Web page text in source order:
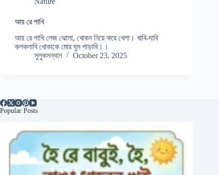
আয় রে পাখি
আয় রে পাখি লেজ ঝোলা, খোকন নিয়ে করে খেলা। খাবি-দাবি
কলকলাবি খোকাকে মোর ঘুম পাড়াবি।।
সুলুকসন্ধান
October 23, 2025
Popular Posts